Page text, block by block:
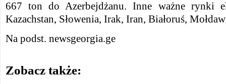
667 ton do Azerbejdżanu.Inne ważne rynki
Kazachstan, Słowenia, Irak, Iran, Białoruś,
Na podst. newsgeorgia.ge
Zobacz także: